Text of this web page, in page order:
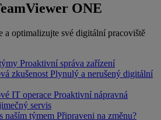
ONE
a optimalizujte své digitální pracoviště
Proaktivní správa zařízení
zkušenost Plynulý a nerušený digitální
IT operace Proaktivní nápravná
servis
naším týmem Připraveni na změnu?